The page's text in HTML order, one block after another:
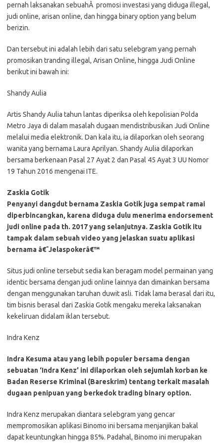
pernah laksanakan sebuahÂ promosi investasi yang diduga illegal,
judi online, arisan online, dan hingga binary option yang belum
berizin.
Dan tersebut ini adalah lebih dari satu selebgram yang pernah
promosikan tranding illegal, Arisan Online, hingga Judi Online
berikut ini bawah ini:
Shandy Aulia
Artis Shandy Aulia tahun lantas diperiksa oleh kepolisian Polda
Metro Jaya di dalam masalah dugaan mendistribusikan Judi Online
melalui media elektronik. Dan kala itu, ia dilaporkan oleh seorang
wanita yang bernama Laura Aprilyan. Shandy Aulia dilaporkan
bersama berkenaan Pasal 27 Ayat 2 dan Pasal 45 Ayat 3 UU Nomor
19 Tahun 2016 mengenai ITE.
Zaskia Gotik
Penyanyi dangdut bernama Zaskia Gotik juga sempat ramai
diperbincangkan, karena diduga dulu menerima endorsement
judi online pada th. 2017 yang selanjutnya. Zaskia Gotik itu
tampak dalam sebuah video yang jelaskan suatu aplikasi
bernama â€˜Jelaspokerâ€™
Situs judi online tersebut sedia kan beragam model permainan yang
identic bersama dengan judi online lainnya dan dimainkan bersama
dengan menggunakan taruhan duwit asli. Tidak lama berasal dari itu,
tim bisnis berasal dari Zaskia Gotik mengaku mereka laksanakan
kekeliruan didalam iklan tersebut.
Indra Kenz
Indra Kesuma atau yang lebih populer bersama dengan
sebuatan ‘Indra Kenz’ ini dilaporkan oleh sejumlah korban ke
Badan Reserse Kriminal (Bareskrim) tentang terkait masalah
dugaan penipuan yang berkedok trading binary option.
Indra Kenz merupakan diantara selebgram yang gencar
mempromosikan aplikasi Binomo ini bersama menjanjikan bakal
dapat keuntungkan hingga 85%. Padahal, Binomo ini merupakan